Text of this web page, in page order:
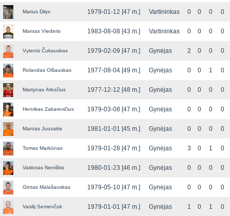
Marius Dilys 1979-01-12 [47 m.] Vartininkas 0 0 0 0
Mantas Viederis 1983-08-08 [43 m.] Vartininkas 0 0 0 0
Vytenis Čukauskas 1979-02-09 [47 m.] Gynėjas 2 0 0 0
Rolandas Olšauskas 1977-08-04 [49 m.] Gynėjas 0 0 1 0
Martynas Atkočius 1977-12-12 [48 m.] Gynėjas 0 0 0 0
Henrikas Zakarevičius 1979-03-08 [47 m.] Gynėjas 0 0 0 0
Mantas Juozaitis 1981-01-01 [45 m.] Gynėjas 0 0 0 0
Tomas Markūnas 1979-01-28 [47 m.] Gynėjas 3 0 1 0
Vaidotas Neniškis 1980-01-23 [46 m.] Gynėjas 0 0 0 0
Gintas Malašauskas 1979-05-10 [47 m.] Gynėjas 0 0 0 0
Vasilij Semenčuk 1979-01-01 [47 m.] Gynėjas 1 0 1 0